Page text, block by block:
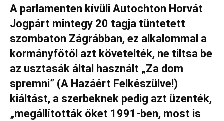
A parlamenten kívüli Autochton Horvát
Jogpárt mintegy 20 tagja tüntetett
szombaton Zágrábban, ez alkalommal a
kormányfőtől azt követelték, ne tiltsa be
az usztasák által használt „Za dom
spremni” (A Hazáért Felkészülve!)
kiáltást, a szerbeknek pedig azt üzenték,
„megállították őket 1991-ben, most is